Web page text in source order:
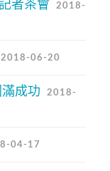
者茶會
2018-
2018-06-20
成功
2018-
04-17